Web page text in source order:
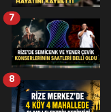
7
8